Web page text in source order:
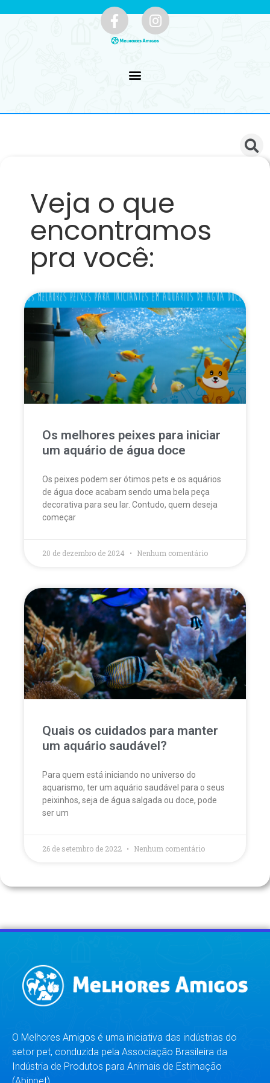
Veja o que
encontramos
pra você:
Os melhores peixes para iniciar
um aquário de água doce
Os peixes podem ser ótimos pets e os aquários
de água doce acabam sendo uma bela peça
decorativa para seu lar. Contudo, quem deseja
começar
20 de dezembro de 2024 Nenhum comentário
Quais os cuidados para manter
um aquário saudável?
Para quem está iniciando no universo do
aquarismo, ter um aquário saudável para o seus
peixinhos, seja de água salgada ou doce, pode
ser um
26 de setembro de 2022 Nenhum comentário
O Melhores Amigos é uma iniciativa das indústrias do
setor pet, conduzida pela Associação Brasileira da
Indústria de Produtos para Animais de Estimação
(Abinpet).